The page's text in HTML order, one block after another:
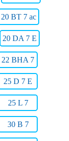
20 BT 7 ac
20 DA 7 E
22 BHA 7
25 D 7 E
25 L 7
30 B 7